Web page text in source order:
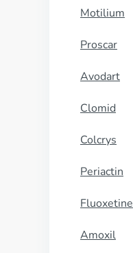
Motilium
Proscar
Avodart
Clomid
Colcrys
Periactin
Fluoxetine
Amoxil